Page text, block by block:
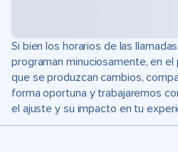
Si bien los horarios de las
programan minuciosamente, en
que se produzcan cambios,
forma oportuna y trabajaremos
el ajuste y su impacto en tu